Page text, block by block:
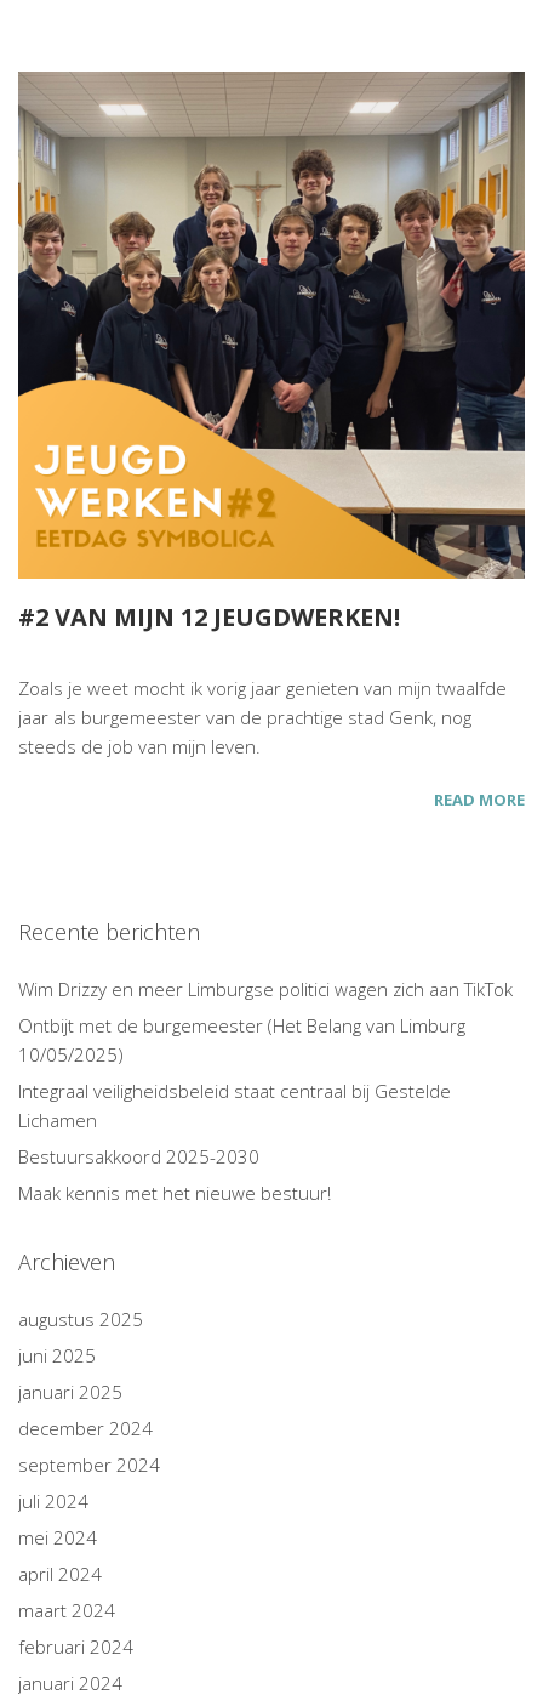
#2 VAN MIJN 12 JEUGDWERKEN!
Zoals je weet mocht ik vorig jaar genieten van mijn twaalfde
jaar als burgemeester van de prachtige stad Genk, nog
steeds de job van mijn leven.
READ MORE
Recente berichten
Wim Drizzy en meer Limburgse politici wagen zich aan TikTok
Ontbijt met de burgemeester (Het Belang van Limburg
10/05/2025)
Integraal veiligheidsbeleid staat centraal bij Gestelde
Lichamen
Bestuursakkoord 2025-2030
Maak kennis met het nieuwe bestuur!
Archieven
augustus 2025
juni 2025
januari 2025
december 2024
september 2024
juli 2024
mei 2024
april 2024
maart 2024
februari 2024
januari 2024